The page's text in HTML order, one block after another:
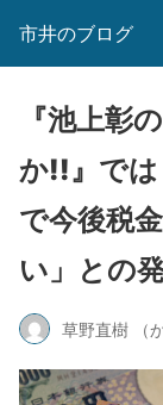
市井のブログ
『池上彰
か!!』で
で今後税
い」との
草野直樹 （